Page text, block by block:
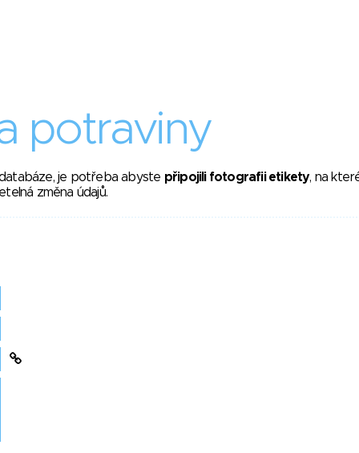
potraviny
je potřeba abyste připojili fotografii etikety, na
změna údajů.